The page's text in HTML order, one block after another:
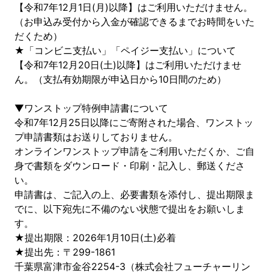
【令和7年12月1日(月)以降】はご利用いただけません。
（お申込み受付から入金が確認できるまでお時間をいた
だくため）
★「コンビニ支払い」「ペイジー支払い」について
【令和7年12月20日(土)以降】はご利用いただけませ
ん。（支払有効期限が申込日から10日間のため）
▼ワンストップ特例申請書について
令和7年12月25日以降にご寄附された場合、ワンストッ
プ申請書類はお送りしておりません。
オンラインワンストップ申請をご利用いただくか、ご自
身で書類をダウンロード・印刷・記入し、郵送くださ
い。
申請書は、ご記入の上、必要書類を添付し、提出期限ま
でに、以下宛先に不備のない状態で提出をお願いしま
す。
★提出期限：2026年1月10日(土)必着
★提出先：〒299-1861
千葉県富津市金谷2254-3（株式会社フューチャーリン